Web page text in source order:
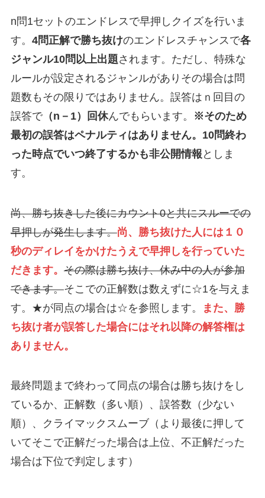
n問1セットのエンドレスで早押しクイズを行いま
す。 4問正解で勝ち抜けのエンドレスチャンスで各
ジャンル10問以上出題されます。ただし、特殊な
ルールが設定されるジャンルがありその場合は問
題数もその限りではありません。誤答はｎ回目の
誤答で（n－1）回休んでもらいます。
※そのため
最初の誤答はペナルティはありません。10問終わ
った時点でいつ終了するかも非公開情報 としま
す。
尚、勝ち抜きした後にカウント0と共にスルーでの
早押しが発生します。尚、勝ち抜けた人には１０
秒のディレイをかけたうえで早押しを行っていた
だきます。 その際は勝ち抜け、休み中の人が参加
できます。そこでの正解数は数えずに☆1を与えま
す。★が同点の場合は☆を参照します。
また、勝
ち抜け者が誤答した場合にはそれ以降の解答権は
ありません。
最終問題まで終わって同点の場合は勝ち抜けをし
ているか、正解数（多い順）、誤答数（少ない
順）、クライマックスムーブ（より最後に押して
いてそこで正解だった場合は上位、不正解だった
場合は下位で判定します）